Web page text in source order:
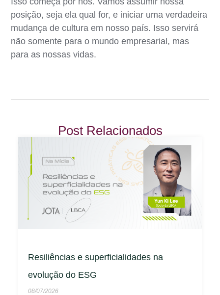
posição, seja ela qual for, e iniciar uma verdadeira
mudança de cultura em nosso país. Isso servirá
não somente para o mundo empresarial, mas
para as nossas vidas.
Post Relacionados
Resiliências e superficialidades na
evolução do ESG
08/07/2026